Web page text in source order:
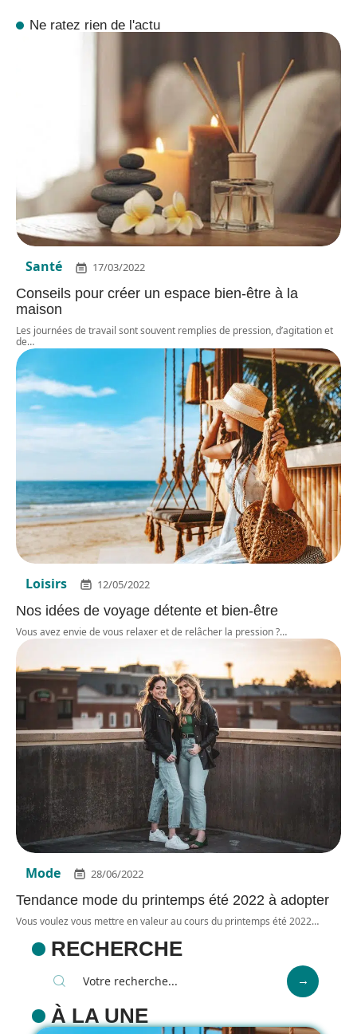
Ne ratez rien de l'actu
Santé 17/03/2022
Conseils pour créer un espace bien-être à la
maison
Les journées de travail sont souvent remplies de pression, d’agitation et
de…
Loisirs 12/05/2022
Nos idées de voyage détente et bien-être
Vous avez envie de vous relaxer et de relâcher la pression ?…
Mode 28/06/2022
Tendance mode du printemps été 2022 à adopter
Vous voulez vous mettre en valeur au cours du printemps été 2022…
RECHERCHE
À LA UNE